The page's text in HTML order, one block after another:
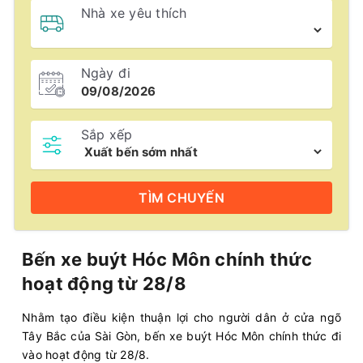
Nhà xe yêu thích
Ngày đi
Sắp xếp
TÌM CHUYẾN
Bến xe buýt Hóc Môn chính thức
hoạt động từ 28/8
Nhằm tạo điều kiện thuận lợi cho người dân ở cửa ngõ
Tây Bắc của Sài Gòn, bến xe buýt Hóc Môn chính thức đi
vào hoạt động từ 28/8.